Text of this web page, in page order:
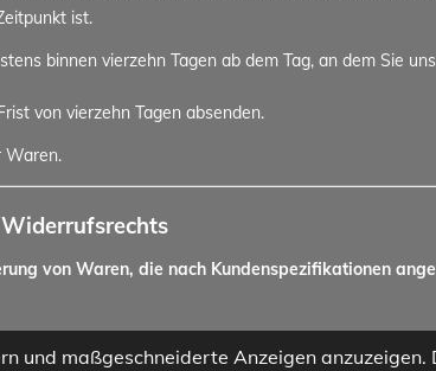
und maßgeschneiderte Anzeigen
ist.
binnen vierzehn Tagen ab dem Tag, an dem Sie
von vierzehn Tagen absenden.
Waren.
von Waren, die nach Kundenspezifikationen
daher ausgeschlossen.